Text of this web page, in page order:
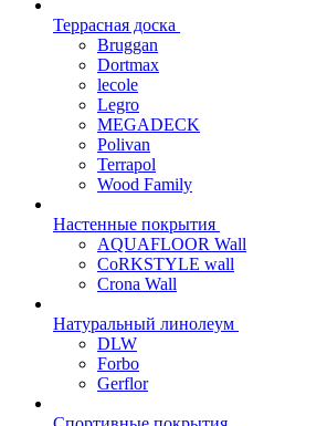
Террасная доска
Bruggan
Dortmax
lecole
Legro
MEGADECK
Polivan
Terrapol
Wood Family
Настенные покрытия
AQUAFLOOR Wall
CoRKSTYLE wall
Crona Wall
Натуральный линолеум
DLW
Forbo
Gerflor